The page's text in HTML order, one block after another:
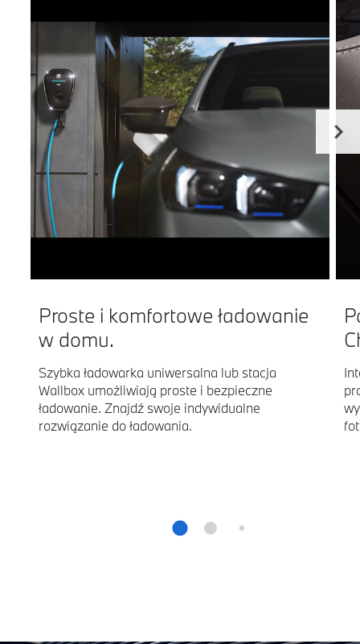
Proste i komfortowe ładowanie
w domu.
Szybka ładowarka uniwersalna lub stacja
Wallbox umożliwiają proste i bezpieczne
ładowanie. Znajdź swoje indywidualne
rozwiązanie do ładowania.